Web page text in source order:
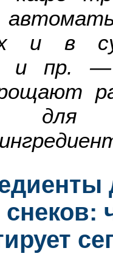
и в
и пр.
для